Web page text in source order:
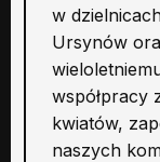
w
Ursynów
współpracy
kwiatów,
naszych